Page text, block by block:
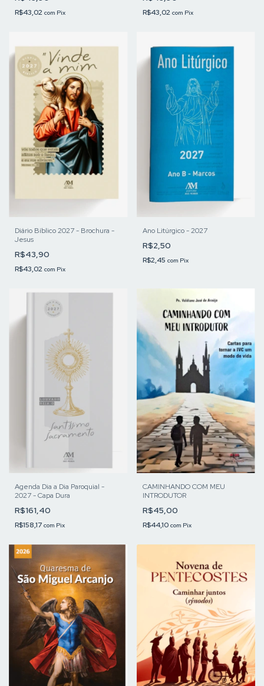
R$43,02 com Pix R$43,02 com Pix
Diário Bíblico 2027 - Brochura -
Jesus
R$43,90
R$43,02 com Pix
Ano Litúrgico - 2027
R$2,50
R$2,45 com Pix
Agenda Dia a Dia Paroquial -
2027 - Capa Dura
R$161,40
R$158,17 com Pix
CAMINHANDO COM MEU
INTRODUTOR
R$45,00
R$44,10 com Pix